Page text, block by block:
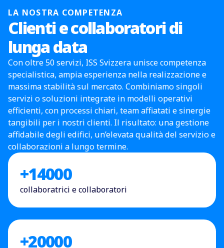
LA NOSTRA COMPETENZA
Clienti e collaboratori di
lunga data
Con oltre 50 servizi, ISS Svizzera unisce competenza
specialistica, ampia esperienza nella realizzazione e
massima stabilità sul mercato. Combiniamo singoli
servizi o soluzioni integrate in modelli operativi
efficienti, con processi chiari, team affiatati e sinergie
tangibili per i nostri clienti. Il risultato: una gestione
affidabile degli edifici, un’elevata qualità del servizio e
collaborazioni a lungo termine.
+14000
collaboratrici e collaboratori
+20000